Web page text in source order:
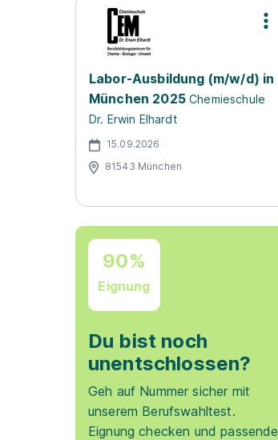
Labor-Ausbildung (m/w/d) in
München 2025 Chemieschule
Dr. Erwin Elhardt
15.09.2026
81543 München
90%
Eignung
Du bist noch
unentschlossen?
Geh auf Nummer sicher mit
unserem Berufswahltest.
Eignung checken und passende